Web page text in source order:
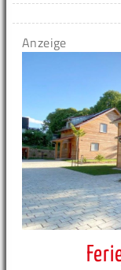
Anzeige